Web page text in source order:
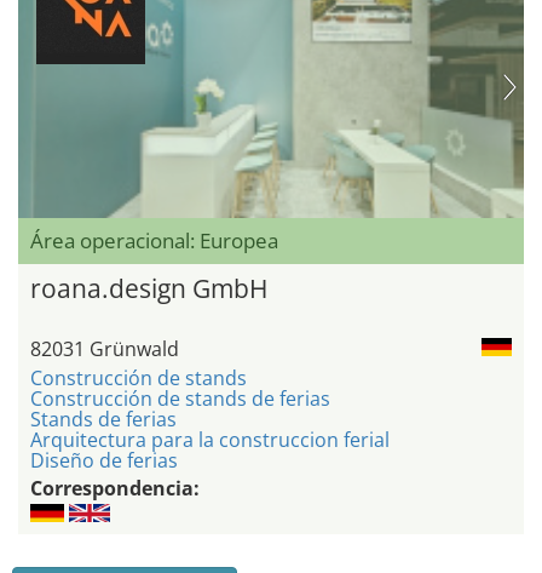
Área operacional: Europea
roana.design GmbH
82031 Grünwald
Construcción de stands
Construcción de stands de ferias
Stands de ferias
Arquitectura para la construccion ferial
Diseño de ferias
Correspondencia: